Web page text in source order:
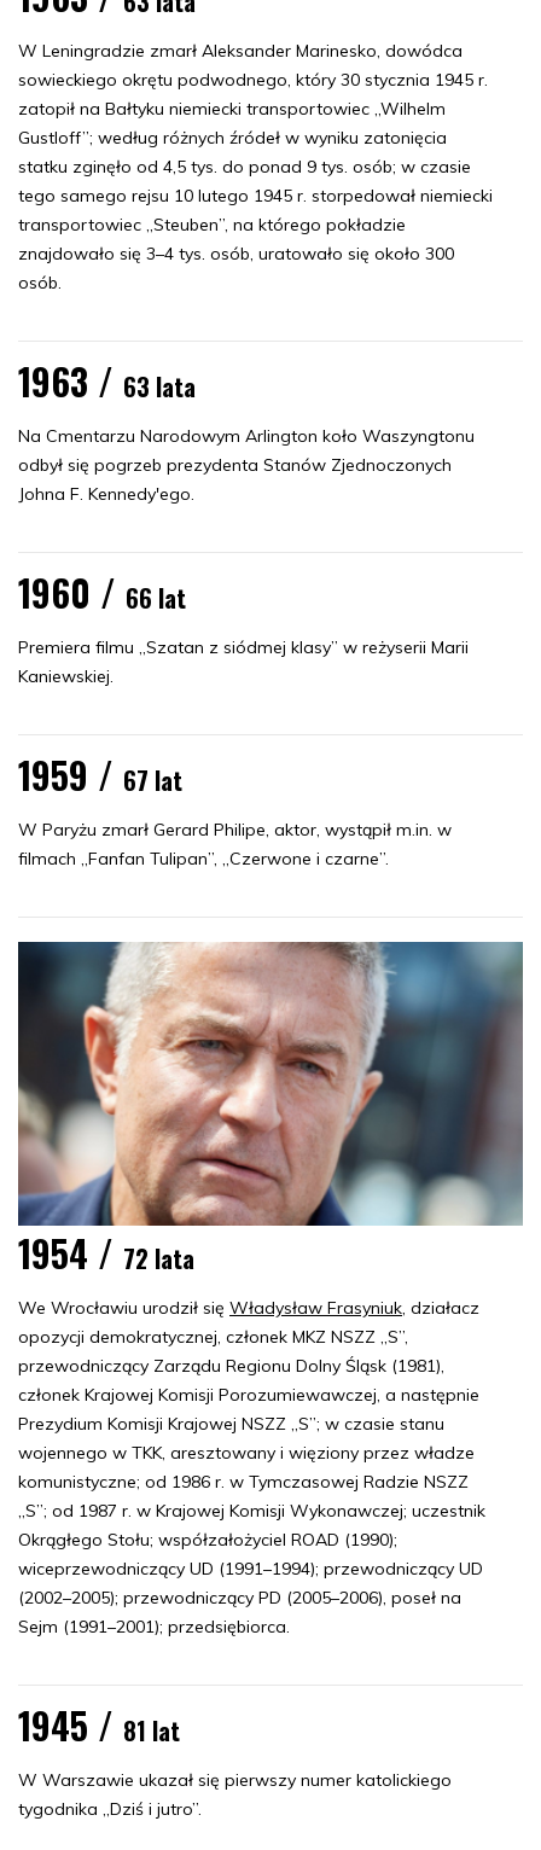
W Leningradzie zmarł Aleksander Marinesko, dowódca
sowieckiego okrętu podwodnego, który 30 stycznia 1945 r.
zatopił na Bałtyku niemiecki transportowiec „Wilhelm
Gustloff”; według różnych źródeł w wyniku zatonięcia
statku zginęło od 4,5 tys. do ponad 9 tys. osób; w czasie
tego samego rejsu 10 lutego 1945 r. storpedował niemiecki
transportowiec „Steuben”, na którego pokładzie
znajdowało się 3–4 tys. osób, uratowało się około 300
osób.
1963 / 63 lata
Na Cmentarzu Narodowym Arlington koło Waszyngtonu
odbył się pogrzeb prezydenta Stanów Zjednoczonych
Johna F. Kennedy'ego.
1960 / 66 lat
Premiera filmu „Szatan z siódmej klasy” w reżyserii Marii
Kaniewskiej.
1959 / 67 lat
W Paryżu zmarł Gerard Philipe, aktor, wystąpił m.in. w
filmach „Fanfan Tulipan”, „Czerwone i czarne”.
1954 / 72 lata
We Wrocławiu urodził się Władysław Frasyniuk, działacz
opozycji demokratycznej, członek MKZ NSZZ „S”,
przewodniczący Zarządu Regionu Dolny Śląsk (1981),
członek Krajowej Komisji Porozumiewawczej, a następnie
Prezydium Komisji Krajowej NSZZ „S”; w czasie stanu
wojennego w TKK, aresztowany i więziony przez władze
komunistyczne; od 1986 r. w Tymczasowej Radzie NSZZ
„S”; od 1987 r. w Krajowej Komisji Wykonawczej; uczestnik
Okrągłego Stołu; współzałożyciel ROAD (1990);
wiceprzewodniczący UD (1991–1994); przewodniczący UD
(2002–2005); przewodniczący PD (2005–2006), poseł na
Sejm (1991–2001); przedsiębiorca.
1945 / 81 lat
W Warszawie ukazał się pierwszy numer katolickiego
tygodnika „Dziś i jutro”.